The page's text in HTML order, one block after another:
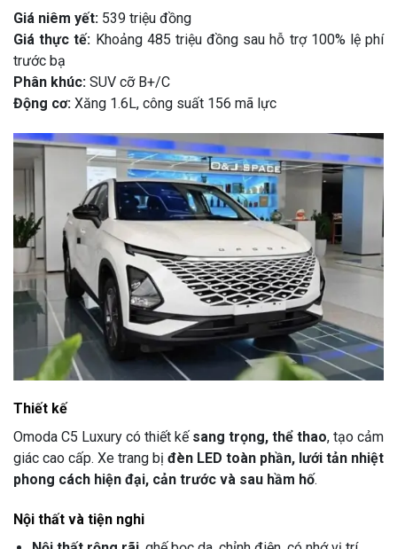
Giá niêm yết: 539 triệu đồng
Giá thực tế: Khoảng 485 triệu đồng sau hỗ trợ 100% lệ phí
trước bạ
Phân khúc: SUV cỡ B+/C
Động cơ: Xăng 1.6L, công suất 156 mã lực
Thiết kế
Omoda C5 Luxury có thiết kế sang trọng, thể thao, tạo cảm
giác cao cấp. Xe trang bị đèn LED toàn phần, lưới tản nhiệt
phong cách hiện đại, cản trước và sau hầm hố.
Nội thất và tiện nghi